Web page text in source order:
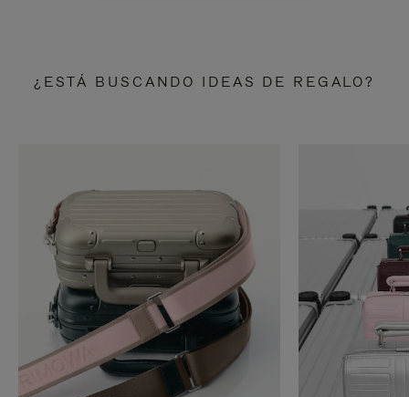
¿ESTÁ BUSCANDO IDEAS DE REGALO?